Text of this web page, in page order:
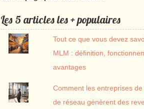
Les 5 articles les + populaires
Tout ce que vous devez
MLM : définition,
avantages
Comment les entreprises
de réseau génèrent des